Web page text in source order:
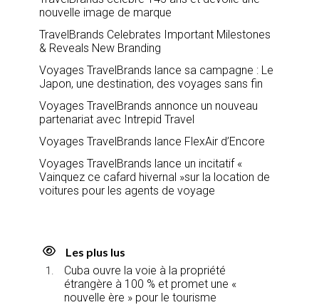
nouvelle image de marque
TravelBrands Celebrates Important Milestones
& Reveals New Branding
Voyages TravelBrands lance sa campagne : Le
Japon, une destination, des voyages sans fin
Voyages TravelBrands annonce un nouveau
partenariat avec Intrepid Travel
Voyages TravelBrands lance FlexAir d’Encore
Voyages TravelBrands lance un incitatif «
Vainquez ce cafard hivernal »sur la location de
voitures pour les agents de voyage
Les plus lus
Cuba ouvre la voie à la propriété
étrangère à 100 % et promet une «
nouvelle ère » pour le tourisme